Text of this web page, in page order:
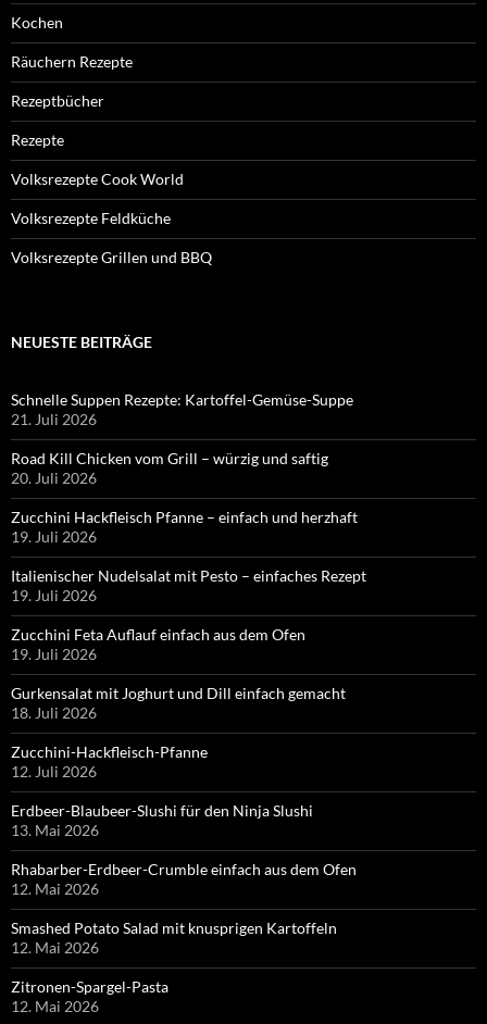
Kochen
Räuchern Rezepte
Rezeptbücher
Rezepte
Volksrezepte Cook World
Volksrezepte Feldküche
Volksrezepte Grillen und BBQ
NEUESTE BEITRÄGE
Schnelle Suppen Rezepte: Kartoffel-Gemüse-Suppe
21. Juli 2026
Road Kill Chicken vom Grill – würzig und saftig
20. Juli 2026
Zucchini Hackfleisch Pfanne – einfach und herzhaft
19. Juli 2026
Italienischer Nudelsalat mit Pesto – einfaches Rezept
19. Juli 2026
Zucchini Feta Auflauf einfach aus dem Ofen
19. Juli 2026
Gurkensalat mit Joghurt und Dill einfach gemacht
18. Juli 2026
Zucchini-Hackfleisch-Pfanne
12. Juli 2026
Erdbeer-Blaubeer-Slushi für den Ninja Slushi
13. Mai 2026
Rhabarber-Erdbeer-Crumble einfach aus dem Ofen
12. Mai 2026
Smashed Potato Salad mit knusprigen Kartoffeln
12. Mai 2026
Zitronen-Spargel-Pasta
12. Mai 2026